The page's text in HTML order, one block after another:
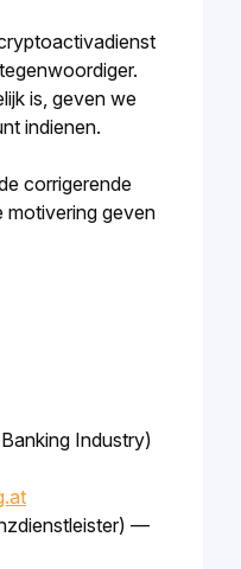
is, geven we
indienen.
corrigerende
motivering geven
Industry)
) —